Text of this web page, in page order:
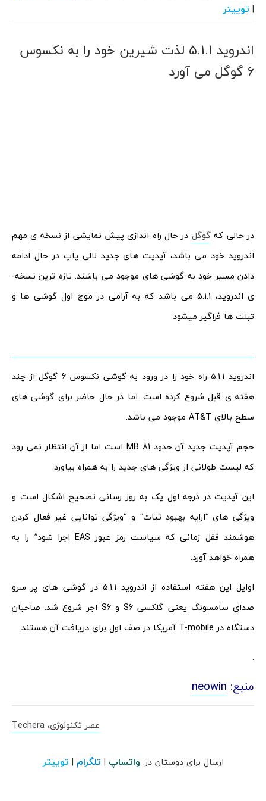
| توییتر
اندروید 5.1.1 لذت شیرین خود را به نکسوس
6 گوگل می آورد
در حالی کهگوگل در حال راه اندازی پیش نمایشی از نسخه­ ی مهم
اندروید خود می­ باشد، آپدیت­ های جدید لالی پاپ در حال ادامه
دادن مسیر خود به گوشی­ های موجود می­ باشند. تازه ترین نسخه­
ی اندروید، 5.1.1 می باشد که به آرامی در موج اول گوشی ­ها و
تبلت ­ها فراگیر می­شود.
اندروید 5.1.1 راه خود را در ورود به گوشی نکسوس 6 گوگل از چند
هفته­ ی قبل شروع کرده است. اما در حال حاضر برای گوشی­ های
سطح بالای AT&T موجود می­ باشد.
حجم آپدیت جدید آن حدود 81 MB است اما از آن انتظار نمی ­رود
که لیست طولانی از ویژگی­ های جدید را به همراه بیاورد.
این آپدیت در درجه اول یک به روز رسانی تصحیح اشکال است و
ویژگی های “ارایه بهبود ثبات” و “ویژگی توانایی غیر فعال کردن
هوشمند قفل زمانی که سیاست رمز عبور EAS اجرا شود” را به
همراه خواهد آورد.
اوایل این هفته استفاده از اندروید 5.1.1 در گوشی­ های پر سرو
صدای سامسونگ یعنی گلکسی S6 و S6 اجر شروع شد. صاحبان
دستگاه در T-mobile آمریکا در صف اول برای دریافت آن هستند.
.
منبع: neowin
عصر تکنولوژی، Techera
ارسال برای دوستان در: واتساپ | تلگرام | توییتر